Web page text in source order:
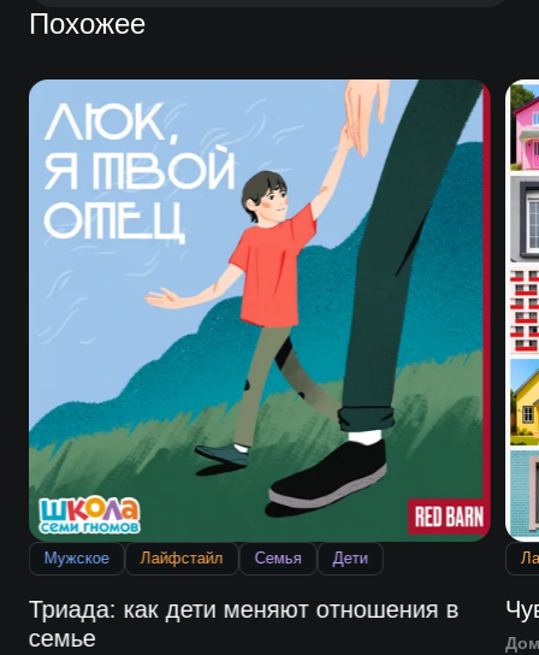
Похожее
Мужское Лайфстайл Семья Дети
Триада: как дети меняют отношения в
семье